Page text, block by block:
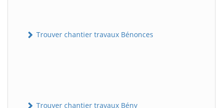
Trouver chantier travaux Bénonces
Trouver chantier travaux Bény